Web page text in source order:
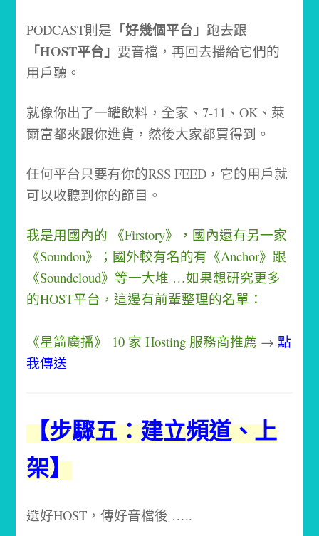
PODCAST則是 「好幾個平台」跑去跟
「HOST平台」 要音檔，再回去播給它們的
用戶聽。
就像你出了一罐飲料，全家、7-11、OK、萊
爾富都來跟你進貨，然後大家都買得到。
任何平台只要有你的RSS FEED，它的用戶就
可以收聽到你的節目。
我是用國內的 《Firstory》， 國內還有另一家
《Soundon》； 國外較有名的有《Anchor》跟
《Soundcloud》等一大堆 …如果想研究更多
的HOST平台，這邊有前輩整理的名單：
《星箭廣播》 10 家 Hosting 服務商推薦 → 點
我傳送
【步驟五：建立頻道、上
架】
選好HOST，傳好音檔後 …..